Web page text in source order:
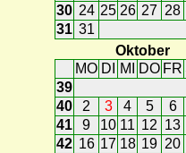
30 24 25 26 27 28
31 31
Oktober
MO DI MI DO FR
39
40
2 3 4 5
6
41
9 10 11 12 13
42 16 17 18 19 20